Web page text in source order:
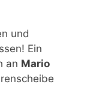
und
Ein
an Mario